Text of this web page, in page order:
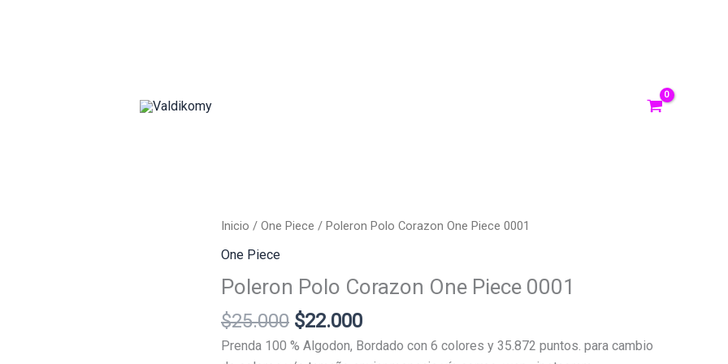
Inicio / One Piece / Poleron Polo Corazon One Piece 0001
One Piece
Poleron Polo Corazon One Piece 0001
$25.000 El
precio
$22.000El
precio
Prenda 100 % Algodon, Bordado con 6 colores y 35.872 puntos. para cambio